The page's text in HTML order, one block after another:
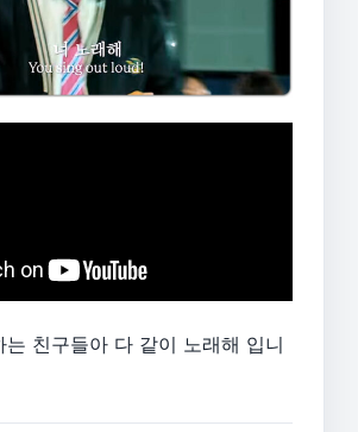
친구들아 다 같이 노래해 입니